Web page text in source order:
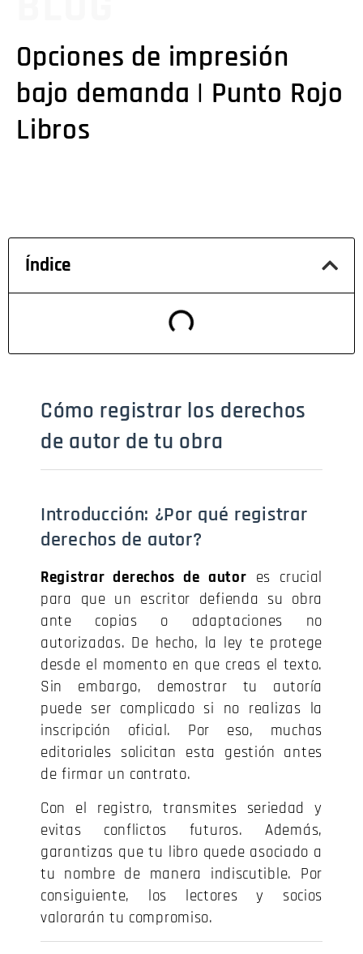
Opciones de impresión
bajo demanda | Punto Rojo
Libros
Índice
Cómo registrar los derechos
de autor de tu obra
Introducción: ¿Por qué registrar
derechos de autor?
Registrar derechos de autor es crucial
para que un escritor defienda su obra
ante copias o adaptaciones no
autorizadas. De hecho, la ley te protege
desde el momento en que creas el texto.
Sin embargo, demostrar tu autoría
puede ser complicado si no realizas la
inscripción oficial. Por eso, muchas
editoriales solicitan esta gestión antes
de firmar un contrato.
Con el registro, transmites seriedad y
evitas conflictos futuros. Además,
garantizas que tu libro quede asociado a
tu nombre de manera indiscutible. Por
consiguiente, los lectores y socios
valorarán tu compromiso.